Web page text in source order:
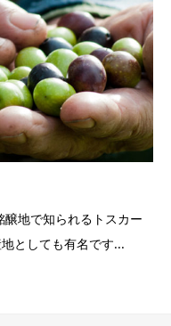
地で知られるトスカー
としても有名です...